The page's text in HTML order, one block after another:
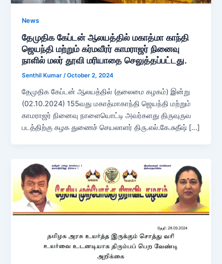
News
தேமுதிக கேப்டன் ஆலயத்தில் மகாத்மா காந்தி
ஜெயந்தி மற்றும் கர்மவீரர் காமராஜர் நினைவு
நாளில் மலர் தூவி மரியாதை செலுத்தப்பட்டது.
Senthil Kumar/October 2, 2024
தேமுதிக கேப்டன் ஆலயத்தில் (தலைமை கழகம்) இன்று
(02.10.2024) 155வது மகாத்மாகாந்தி ஜெயந்தி மற்றும்
காமராஜர் நினைவு நாளையொட்டி அவர்களது திருவுருவ
படத்திற்கு கழக துணைச் செயலாளர் திரு.எல்.கே.சுதீஷ் […]